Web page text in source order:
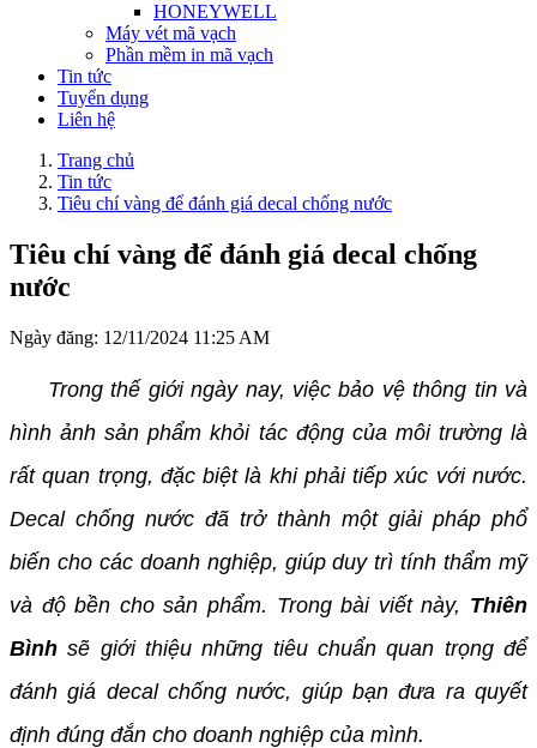
HONEYWELL
Máy vét mã vạch
Phần mềm in mã vạch
Tin tức
Tuyển dụng
Liên hệ
Trang chủ
Tin tức
Tiêu chí vàng để đánh giá decal chống nước
Tiêu chí vàng để đánh giá decal chống
nước
Ngày đăng: 12/11/2024 11:25 AM
Trong thế giới ngày nay, việc bảo vệ thông tin và
hình ảnh sản phẩm khỏi tác động của môi trường là
rất quan trọng, đặc biệt là khi phải tiếp xúc với nước.
Decal chống nước đã trở thành một giải pháp phổ
biến cho các doanh nghiệp, giúp duy trì tính thẩm mỹ
và độ bền cho sản phẩm. Trong bài viết này, Thiên
Bình sẽ giới thiệu những tiêu chuẩn quan trọng để
đánh giá decal chống nước, giúp bạn đưa ra quyết
định đúng đắn cho doanh nghiệp của mình.